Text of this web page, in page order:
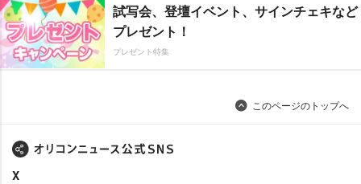
試写会、登壇イベント、サインチェキなど
プレゼント！
プレゼント特集
このページのトップへ
X